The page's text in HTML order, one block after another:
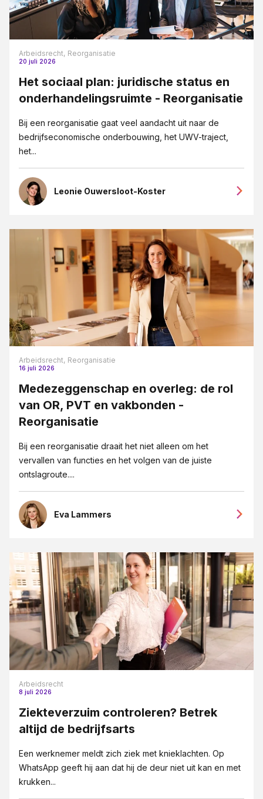
Arbeidsrecht, Reorganisatie
20 juli 2026
Het sociaal plan: juridische status en
onderhandelingsruimte - Reorganisatie
Bij een reorganisatie gaat veel aandacht uit naar de
bedrijfseconomische onderbouwing, het UWV-traject,
het...
Leonie Ouwersloot-Koster
Arbeidsrecht, Reorganisatie
16 juli 2026
Medezeggenschap en overleg: de rol
van OR, PVT en vakbonden -
Reorganisatie
Bij een reorganisatie draait het niet alleen om het
vervallen van functies en het volgen van de juiste
ontslagroute....
Eva Lammers
Arbeidsrecht
8 juli 2026
Ziekteverzuim controleren? Betrek
altijd de bedrijfsarts
Een werknemer meldt zich ziek met knieklachten. Op
WhatsApp geeft hij aan dat hij de deur niet uit kan en met
krukken...